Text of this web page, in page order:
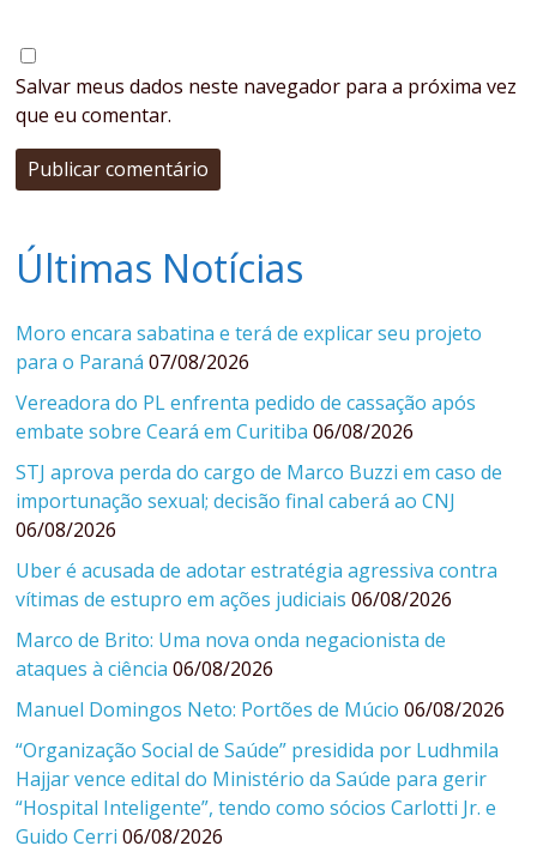
Salvar meus dados neste navegador para a próxima vez
que eu comentar.
Últimas Notícias
Moro encara sabatina e terá de explicar seu projeto
para o Paraná 07/08/2026
Vereadora do PL enfrenta pedido de cassação após
embate sobre Ceará em Curitiba 06/08/2026
STJ aprova perda do cargo de Marco Buzzi em caso de
importunação sexual; decisão final caberá ao CNJ
06/08/2026
Uber é acusada de adotar estratégia agressiva contra
vítimas de estupro em ações judiciais 06/08/2026
Marco de Brito: Uma nova onda negacionista de
ataques à ciência 06/08/2026
Manuel Domingos Neto: Portões de Múcio 06/08/2026
“Organização Social de Saúde” presidida por Ludhmila
Hajjar vence edital do Ministério da Saúde para gerir
“Hospital Inteligente”, tendo como sócios Carlotti Jr. e
Guido Cerri 06/08/2026